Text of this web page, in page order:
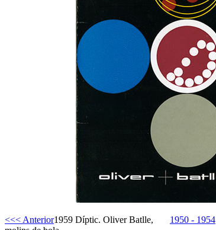
<<< Anterior 1950 - 1954
1959 Díptic. Oliver Batlle,